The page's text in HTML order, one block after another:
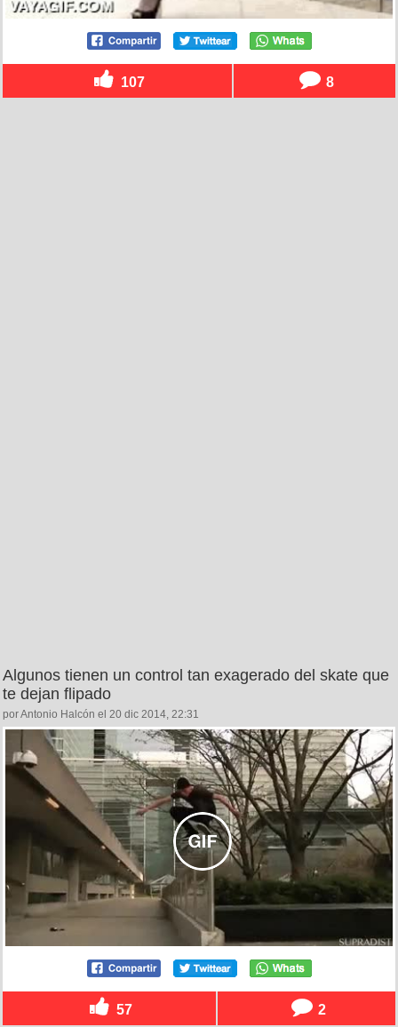
107 8
Algunos tienen un control tan exagerado del skate que
te dejan flipado
por Antonio Halcón el 20 dic 2014, 22:31
57 2